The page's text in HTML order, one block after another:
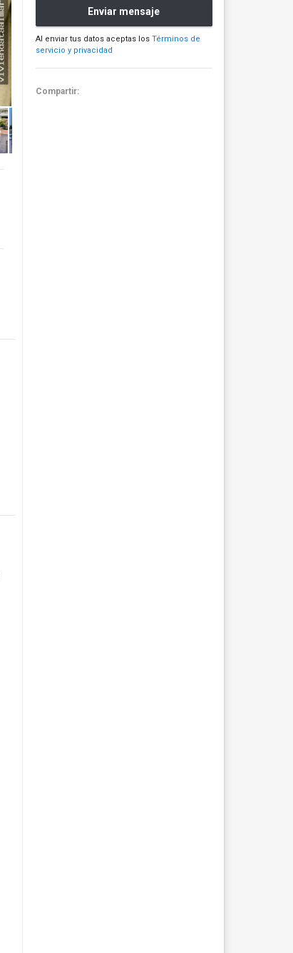
Enviar mensaje
Al enviar tus datos aceptas los Términos de
servicio y privacidad
Compartir: